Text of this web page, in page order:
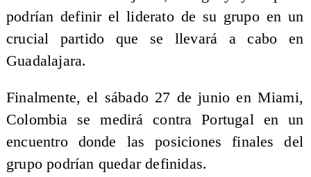
podrían definir el liderato de su grupo en un
crucial partido que se llevará a cabo en
Guadalajara.
Finalmente, el sábado 27 de junio en Miami,
Colombia se medirá contra Portugal en un
encuentro donde las posiciones finales del
grupo podrían quedar definidas.